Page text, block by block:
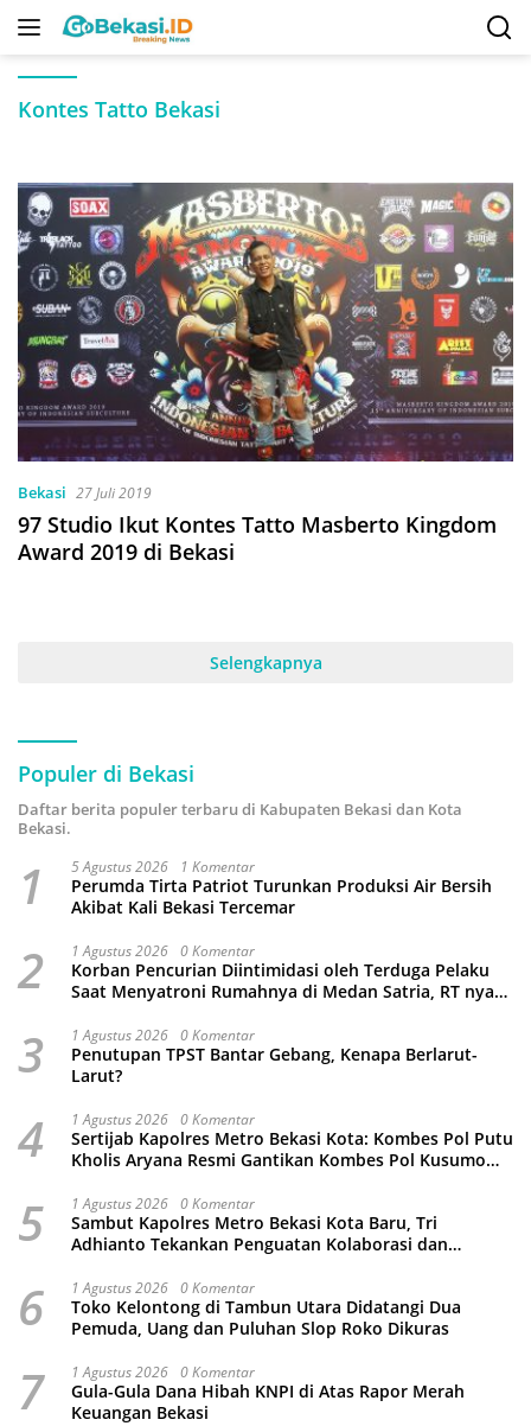
Langsung
Kontes Tatto Bekasi
Bekasi 27 Juli 2019
97 Studio Ikut Kontes Tatto Masberto Kingdom
Award 2019 di Bekasi
Selengkapnya
Populer di Bekasi
Daftar berita populer terbaru di Kabupaten Bekasi dan Kota
Bekasi.
1 5 Agustus 2026 1 Komentar
Perumda Tirta Patriot Turunkan Produksi Air Bersih
Akibat Kali Bekasi Tercemar
2 1 Agustus 2026 0 Komentar
Korban Pencurian Diintimidasi oleh Terduga Pelaku
Saat Menyatroni Rumahnya di Medan Satria, RT nya
3 1 Agustus 2026 0 Komentar
Penutupan TPST Bantar Gebang, Kenapa Berlarut-
Larut?
4 1 Agustus 2026 0 Komentar
Sertijab Kapolres Metro Bekasi Kota: Kombes Pol Putu
Kholis Aryana Resmi Gantikan Kombes Pol Kusumo
5 1 Agustus 2026 0 Komentar
Sambut Kapolres Metro Bekasi Kota Baru, Tri
Adhianto Tekankan Penguatan Kolaborasi dan
6 1 Agustus 2026 0 Komentar
Toko Kelontong di Tambun Utara Didatangi Dua
Pemuda, Uang dan Puluhan Slop Roko Dikuras
7 1 Agustus 2026 0 Komentar
Gula-Gula Dana Hibah KNPI di Atas Rapor Merah
Keuangan Bekasi